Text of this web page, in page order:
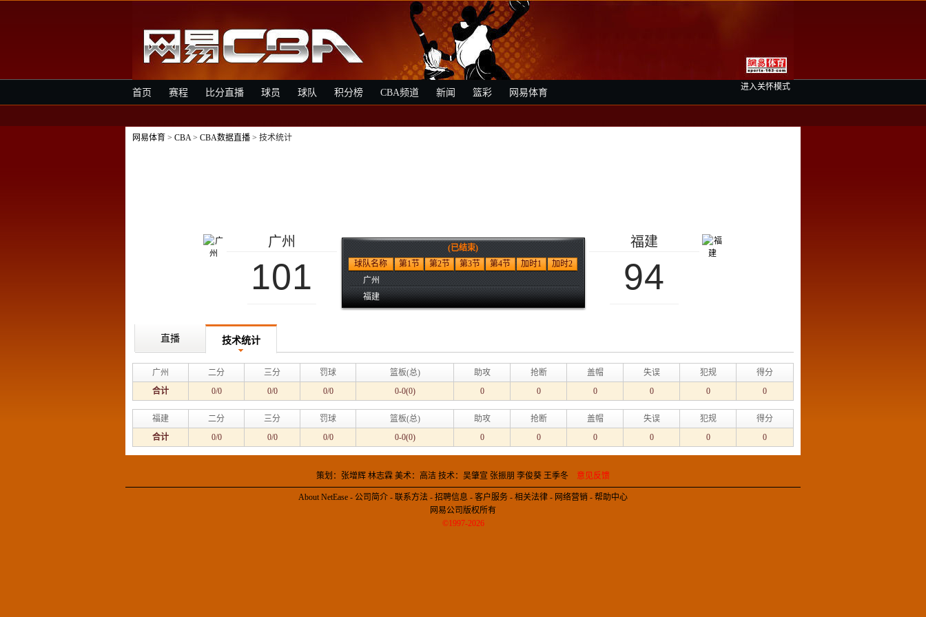
进入关怀模式
首页 赛程 比分直播 球员 球队 积分榜 CBA频道 新闻 篮彩 网易体育
网易体育 > CBA> CBA数据直播 > 技术统计
广州
101
(已结束)
球队名称
第1节 第2节 第3节 第4节 加时1
加时2
广州
福建
福建
94
直播 技术统计
广州 二分 三分 罚球 篮板(总) 助攻 抢断 盖帽 失误 犯规
得分
合计
0/0 0/0 0/0 0-0(0) 0 0 0 0 0 0
福建 二分 三分 罚球 篮板(总) 助攻 抢断 盖帽 失误 犯规
得分
合计
0/0 0/0 0/0 0-0(0) 0 0 0 0 0 0
策划：张增辉 林志霖 美术：高洁 技术：吴肇宣 张振朋 李俊葵 王季冬 意见反馈
About NetEase - 公司简介 - 联系方法 - 招聘信息 - 客户服务 - 相关法律 - 网络营销 - 帮助中心
网易公司版权所有
©1997-2026